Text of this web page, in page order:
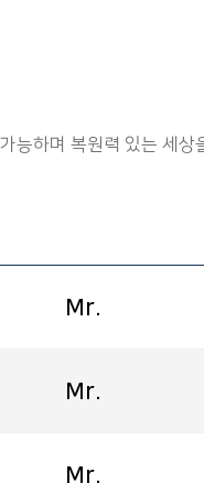
능하며 복원력 있는 세상
Mr.
Mr.
Mr.